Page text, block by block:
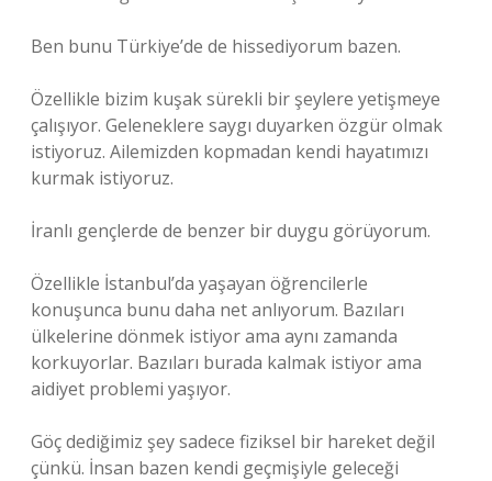
Ben bunu Türkiye’de de hissediyorum bazen.
Özellikle bizim kuşak sürekli bir şeylere yetişmeye
çalışıyor. Geleneklere saygı duyarken özgür olmak
istiyoruz. Ailemizden kopmadan kendi hayatımızı
kurmak istiyoruz.
İranlı gençlerde de benzer bir duygu görüyorum.
Özellikle İstanbul’da yaşayan öğrencilerle
konuşunca bunu daha net anlıyorum. Bazıları
ülkelerine dönmek istiyor ama aynı zamanda
korkuyorlar. Bazıları burada kalmak istiyor ama
aidiyet problemi yaşıyor.
Göç dediğimiz şey sadece fiziksel bir hareket değil
çünkü. İnsan bazen kendi geçmişiyle geleceği